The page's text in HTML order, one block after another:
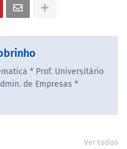
* Prof. Universitário
de Empresas *
Ver todos